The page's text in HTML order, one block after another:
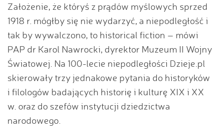
Założenie, że któryś z prądów myślowych sprzed
1918 r. mógłby się nie wydarzyć, a niepodległość i
tak by wywalczono, to historical fiction – mówi
PAP dr Karol Nawrocki, dyrektor Muzeum II Wojny
Światowej. Na 100-lecie niepodległości Dzieje.pl
skierowały trzy jednakowe pytania do historyków
i filologów badających historię i kulturę XIX i XX
w. oraz do szefów instytucji dziedzictwa
narodowego.